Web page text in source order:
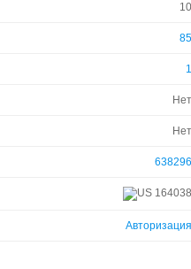
10
85
1
Нет
Нет
638296
164038
Авторизация